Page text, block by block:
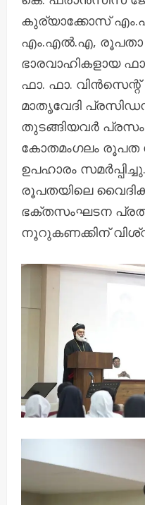
കുര്യാക്കോസ്
എം.എൽ.എ,
ഭാരവാഹികളായ
ഫാ. ഫാ.
മാതൃവേദി
തുടങ്ങിയവർ
കോതമംഗലം രൂപത
ഉപഹാരം
രൂപതയിലെ
ഭക്തസംഘടന
നൂറുകണക്കിന്